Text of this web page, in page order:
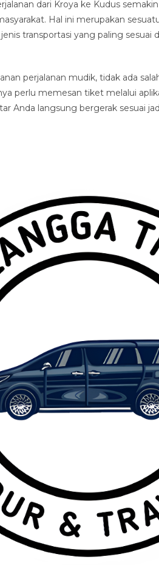
dari Kroya ke Kudus
Hal ini merupakan
transportasi yang paling
perjalanan mudik, tidak ada
perlu memesan tiket melalui
Anda langsung bergerak sesuai